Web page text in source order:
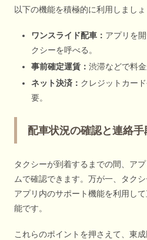
以下の機能を積極的に利用しましょ
ワンスライド配車： アプリを
クシーを呼べる。
事前確定運賃： 渋滞などで料
ネット決済： クレジットカー
要。
配車状況の確認と連絡手
タクシーが到着するまでの間、ア
ムで確認できます。万が一、タク
アプリ内のサポート機能を利用し
能です。
これらのポイントを押さえて、東